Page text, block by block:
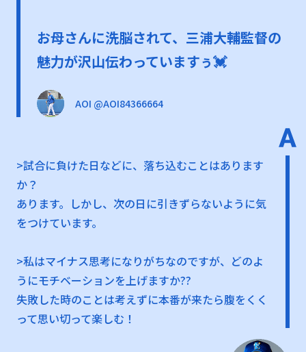
お母さんに洗脳されて、三浦大輔監督の
魅力が沢山伝わっていますぅ💓
AOI @AOI84366664
>試合に負けた日などに、落ち込むことはあります
か？
あります。しかし、次の日に引きずらないように気
をつけています。
>私はマイナス思考になりがちなのですが、どのよ
うにモチベーションを上げますか??
失敗した時のことは考えずに本番が来たら腹をくく
って思い切って楽しむ！